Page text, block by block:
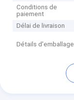
Conditions de
paiement
Délai de livraison
Détails d'emballage